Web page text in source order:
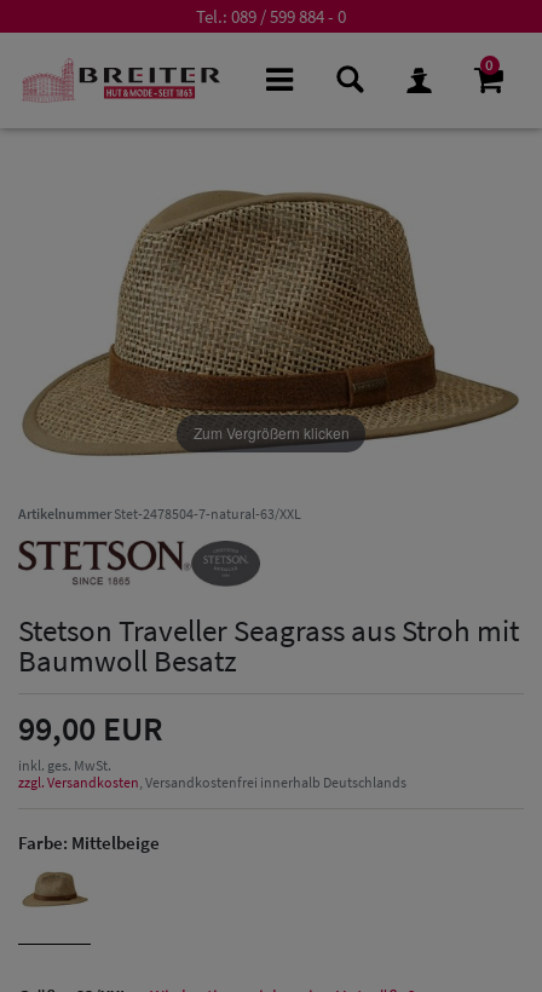
Tel.: 089 / 599 884 - 0
0
Zum Vergrößern klicken
ArtikelnummerStet-2478504-7-natural-63/XXL
Stetson Traveller Seagrass aus Stroh mit
Baumwoll Besatz
99,00 EUR
inkl. ges. MwSt.
zzgl. Versandkosten, Versandkostenfrei innerhalb Deutschlands
Farbe: Mittelbeige